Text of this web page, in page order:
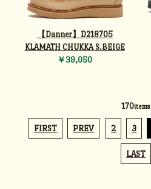
【Danner】D218705
KLAMATH CHUKKA S.BEIGE
￥39,050
170items
FIRST PREV 2 3
LAST